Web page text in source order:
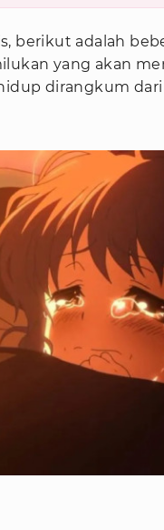
berikut adalah
yang akan
dirangkum dari